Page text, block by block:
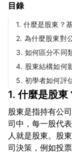
目錄
1. 什麼是股東？
2. 為什麼股東對
3. 如何區分不同
4. 股東結構如何
5. 初學者如何評
1. 什麼是股
股東是指持有公
司中，每一股代
人就是股東。股